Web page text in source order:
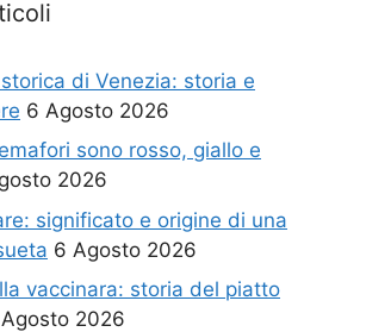
di Venezia: storia e
6 Agosto 2026
sono rosso, giallo e
2026
significato e origine di una
6 Agosto 2026
vaccinara: storia del piatto
2026